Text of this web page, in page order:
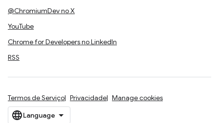
@ChromiumDev no X
YouTube
Chrome for Developers no LinkedIn
RSS
Termos de Serviço Privacidade Manage cookies